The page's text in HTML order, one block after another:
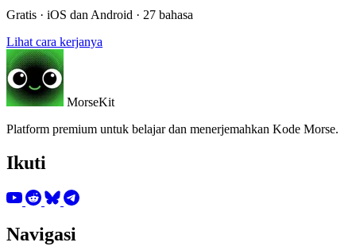
Gratis · iOS dan Android · 27 bahasa
Lihat cara kerjanya
MorseKit
Platform premium untuk belajar dan menerjemahkan Kode Morse.
Ikuti
Navigasi